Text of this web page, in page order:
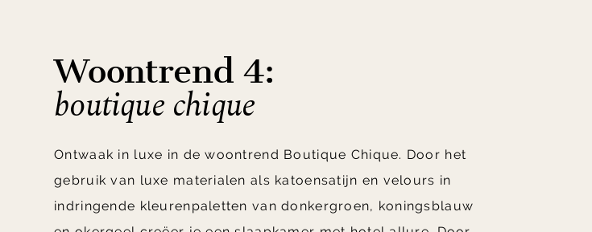
Woontrend 4:
boutique chique
Ontwaak in luxe in de woontrend Boutique Chique. Door het
gebruik van luxe materialen als katoensatijn en velours in
indringende kleurenpaletten van donkergroen, koningsblauw